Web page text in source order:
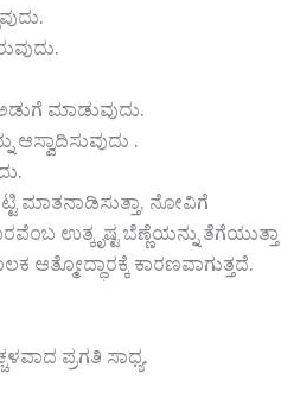
ಮಾಡುವುದು.
.
ಮಾತನಾಡಿಸುತ್ತಾ, ನೋವಿಗೆ
ಉತ್ಕೃಷ್ಟ ಬೆಣ್ಣೆಯನ್ನು ತೆಗೆಯುತ್ತಾ
ಕಾರಣವಾಗುತ್ತದೆ.
ಪ್ರಗತಿ ಸಾಧ್ಯ.